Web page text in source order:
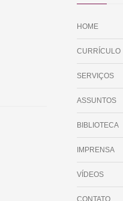
HOME
CURRÍCULO
SERVIÇOS
ASSUNTOS
BIBLIOTECA
IMPRENSA
VÍDEOS
CONTATO